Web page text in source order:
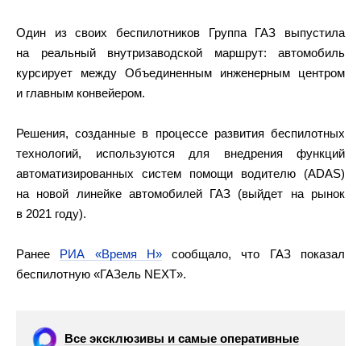
Один из своих беспилотников Группа ГАЗ выпустила
на реальный внутризаводской маршрут: автомобиль
курсирует между Объединенным инженерным центром
и главным конвейером.
Решения, созданные в процессе развития беспилотных
технологий, используются для внедрения функций
автоматизированных систем помощи водителю (ADAS)
на новой линейке автомобилей ГАЗ (выйдет на рынок
в 2021 году).
Ранее РИА «Время Н»сообщало, что ГАЗ показал
беспилотную «ГАЗель NEXT».
Все эксклюзивы и самые оперативные